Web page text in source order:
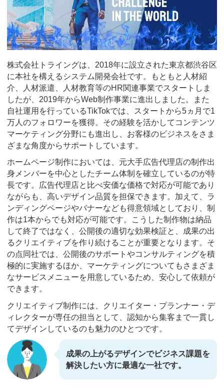
株式会社トライングは、2018年に設立された東京都渋谷区
に本社を構えるシステム開発会社です。もともと人材紹
介、人材派遣、人材教育等のHR関連事業でスタートしま
したが、2019年からWeb制作事業に進出しました。また
自社運用を行っているTikTokでは、スタートから5ヵ月で1
万人のフォロワーを獲得。その経験を活かしてコンテンツ
マーケティング分野にも進出し、お客様のビジネスをさま
ざまな角度からサポートしています。
ホームページ制作においては、元大手広告代理店の制作出
身メンバーを中心としたチーム体制を確立しているのが特
長です。広告代理店と比べ安価な価格で対応が可能であり
ながらも、高いデザイン品質を担保できます。加えて、ラ
ンディングページやバナーなども得意領域としており、制
作は1本からでも対応が可能です。こうした制作物は納品
して終了ではなく、公開後の適切な効果検証と、成果の出
るクリエイティブを作り続けることが重要となります。そ
の点同社では、公開後のサポートやコンサルティングを積
極的に実施するほか、マーケティングについてもさまざま
なサービスメニューを用意しているため、安心して依頼が
できます。
クリエイティブ制作には、クリエイター・プランナー・デ
ィレクターが専任の担当として、認知から集客まで一貫し
てデザインしているのも魅力のひとつです。
成果の上がるデザインでビジネス課題を
解決したい方に最適な一社です。